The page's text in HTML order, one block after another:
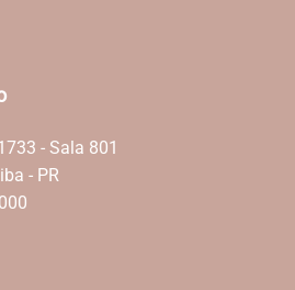
- Sala 801
- PR